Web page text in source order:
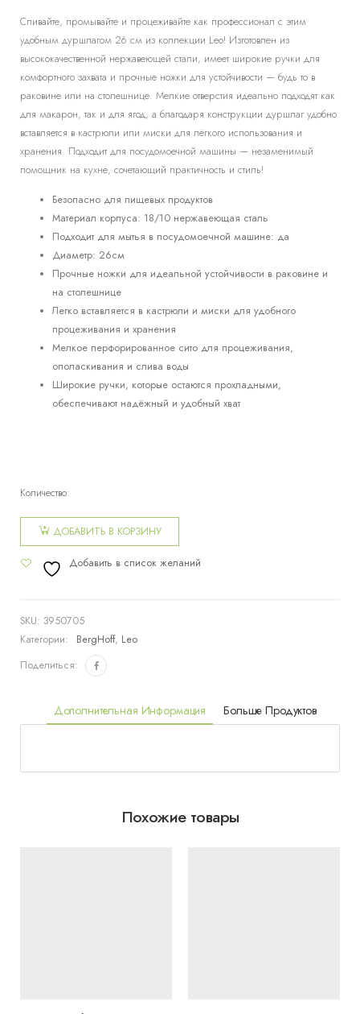
Сливайте, промывайте и процеживайте как профессионал с этим
удобным дуршлагом 26 см из коллекции Leo! Изготовлен из
высококачественной нержавеющей стали, имеет широкие ручки для
комфортного захвата и прочные ножки для устойчивости — будь то в
раковине или на столешнице. Мелкие отверстия идеально подходят как
для макарон, так и для ягод, а благодаря конструкции дуршлаг удобно
вставляется в кастрюли или миски для лёгкого использования и
хранения. Подходит для посудомоечной машины — незаменимый
помощник на кухне, сочетающий практичность и стиль!
Безопасно для пищевых продуктов
Материал корпуса: 18/10 нержавеющая сталь
Подходит для мытья в посудомоечной машине: да
Диаметр: 26см
Прочные ножки для идеальной устойчивости в раковине и
на столешнице
Легко вставляется в кастрюли и миски для удобного
процеживания и хранения
Мелкое перфорированное сито для процеживания,
ополаскивания и слива воды
Широкие ручки, которые остаются прохладными,
обеспечивают надёжный и удобный хват
Количество:
товара
Дуршлаг
Leo 26см
ДОБАВИТЬ В КОРЗИНУ
Добавить в список желаний
SKU: 3950705
Категории:
BergHoff, Leo
Поделиться:
Дополнительная Информация Больше Продуктов
Похожие товары